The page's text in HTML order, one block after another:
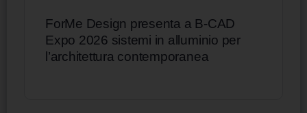
ForMe Design presenta a B-CAD
Expo 2026 sistemi in alluminio per
l’architettura contemporanea